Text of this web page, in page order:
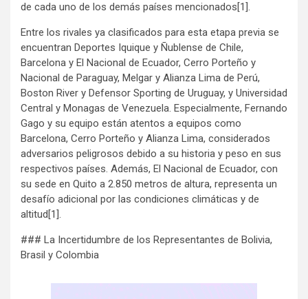
de cada uno de los demás países mencionados[1].
Entre los rivales ya clasificados para esta etapa previa se
encuentran Deportes Iquique y Ñublense de Chile,
Barcelona y El Nacional de Ecuador, Cerro Porteño y
Nacional de Paraguay, Melgar y Alianza Lima de Perú,
Boston River y Defensor Sporting de Uruguay, y Universidad
Central y Monagas de Venezuela. Especialmente, Fernando
Gago y su equipo están atentos a equipos como
Barcelona, Cerro Porteño y Alianza Lima, considerados
adversarios peligrosos debido a su historia y peso en sus
respectivos países. Además, El Nacional de Ecuador, con
su sede en Quito a 2.850 metros de altura, representa un
desafío adicional por las condiciones climáticas y de
altitud[1].
### La Incertidumbre de los Representantes de Bolivia,
Brasil y Colombia